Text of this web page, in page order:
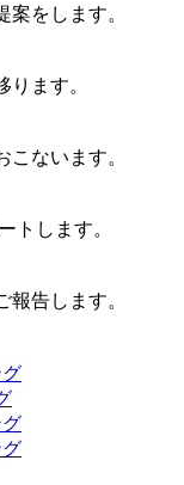
をします。
ます。
ないます。
トします。
告します。